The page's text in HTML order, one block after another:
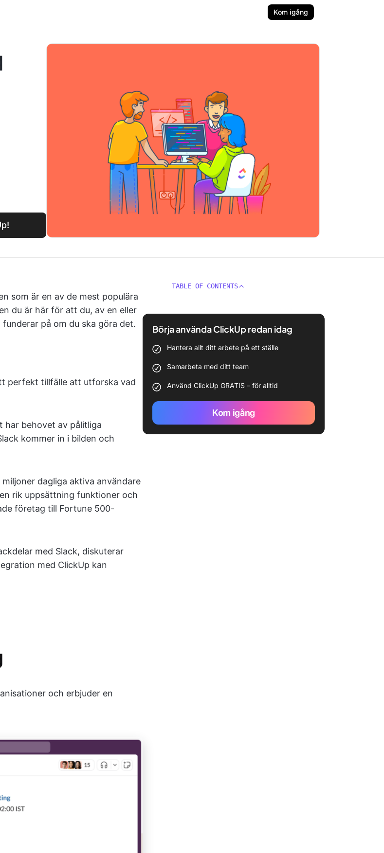
Kom igång
som är en av de mest populära
du är här för att du, av en eller
på om du ska göra det.
perfekt tillfälle att utforska vad
har behovet av pålitliga
kommer in i bilden och
dagliga aktiva användare
rik uppsättning funktioner och
företag till Fortune 500-
med Slack, diskuterar
med ClickUp kan
och erbjuder en
TABLE OF CONTENTS
Börja använda ClickUp redan idag
Hantera allt ditt arbete på ett ställe
Samarbeta med ditt team
Använd ClickUp GRATIS – för alltid
Kom igång